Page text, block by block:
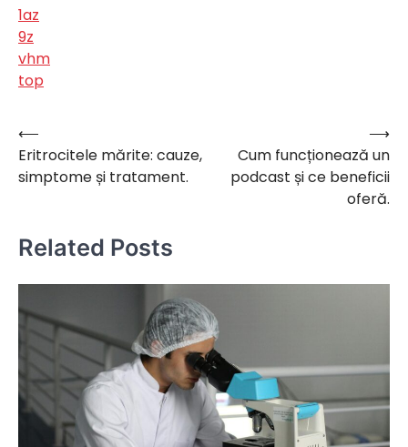
1az
9z
vhm
top
Navigare
în
articole
⟵
Eritrocitele mărite: cauze,
simptome și tratament.
Cum funcționează un
podcast și ce beneficii
oferă.
⟶
Related Posts